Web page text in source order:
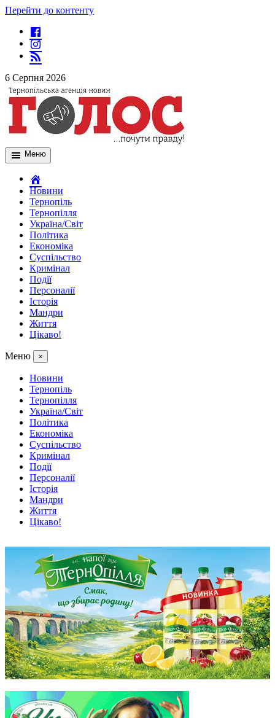
Перейти до контенту
6 Серпня 2026
Меню
Новини
Тернопіль
Тернопілля
Україна/Світ
Політика
Економіка
Суспільство
Кримінал
Події
Персоналії
Історія
Мандри
Життя
Цікаво!
Меню ×
Новини
Тернопіль
Тернопілля
Україна/Світ
Політика
Економіка
Суспільство
Кримінал
Події
Персоналії
Історія
Мандри
Життя
Цікаво!